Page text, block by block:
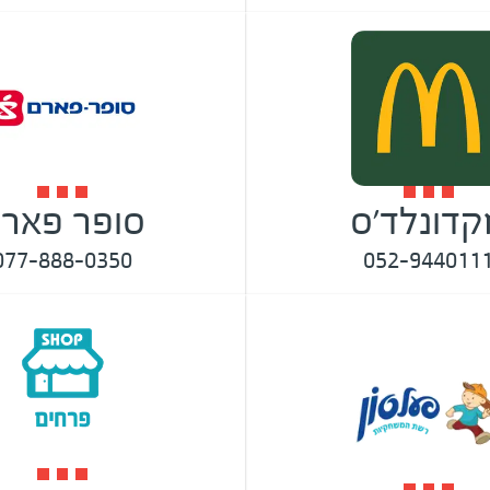
052-
סופר
888-0350